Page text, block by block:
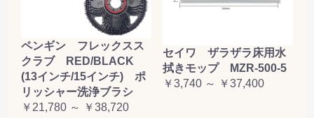
ペンギン フレックスス
クラブ RED/BLACK
(13インチ/15インチ) ポ
リッシャー洗浄ブラシ
￥21,780 ～ ￥38,720
セイワ ザラザラ床用水
拭きモップ MZR-500-5
￥3,740 ～ ￥37,400